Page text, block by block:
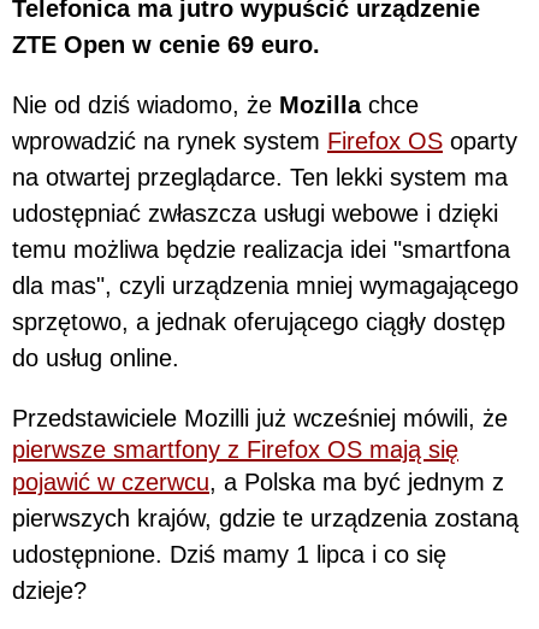
Telefonica ma jutro wypuścić urządzenie
ZTE Open w cenie 69 euro.
Nie od dziś wiadomo, że Mozillachce
wprowadzić na rynek system Firefox OS oparty
na otwartej przeglądarce. Ten lekki system ma
udostępniać zwłaszcza usługi webowe i dzięki
temu możliwa będzie realizacja idei "smartfona
dla mas", czyli urządzenia mniej wymagającego
sprzętowo, a jednak oferującego ciągły dostęp
do usług online.
Przedstawiciele Mozilli już wcześniej mówili, że
pierwsze smartfony z Firefox OS mają się
pojawić w czerwcu, a Polska ma być jednym z
pierwszych krajów, gdzie te urządzenia zostaną
udostępnione. Dziś mamy 1 lipca i co się
dzieje?